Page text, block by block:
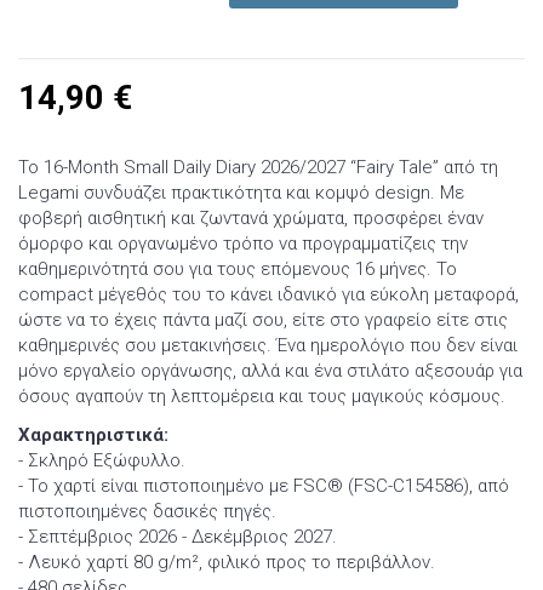
14,90 €
Το 16-Month Small Daily Diary 2026/2027 “Fairy Tale” από τη
Legami συνδυάζει πρακτικότητα και κομψό design. Με
φοβερή αισθητική και ζωντανά χρώματα, προσφέρει έναν
όμορφο και οργανωμένο τρόπο να προγραμματίζεις την
καθημερινότητά σου για τους επόμενους 16 μήνες. Το
compact μέγεθός του το κάνει ιδανικό για εύκολη μεταφορά,
ώστε να το έχεις πάντα μαζί σου, είτε στο γραφείο είτε στις
καθημερινές σου μετακινήσεις. Ένα ημερολόγιο που δεν είναι
μόνο εργαλείο οργάνωσης, αλλά και ένα στιλάτο αξεσουάρ για
όσους αγαπούν τη λεπτομέρεια και τους μαγικούς κόσμους.
Χαρακτηριστικά:
- Σκληρό Εξώφυλλο.
- Το χαρτί είναι πιστοποιημένο με FSC® (FSC-C154586), από
πιστοποιημένες δασικές πηγές.
- Σεπτέμβριος 2026 - Δεκέμβριος 2027.
- Λευκό χαρτί 80 g/m², φιλικό προς το περιβάλλον.